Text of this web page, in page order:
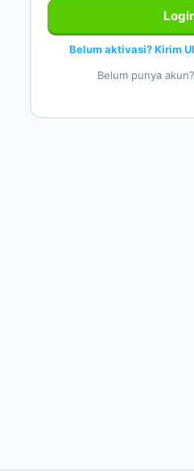
Belum aktivasi? Kirim
Belum punya akun?